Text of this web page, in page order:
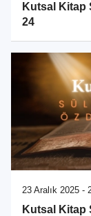
Kutsal Kitap
24
23 Aralık 2025 -
Kutsal Kitap